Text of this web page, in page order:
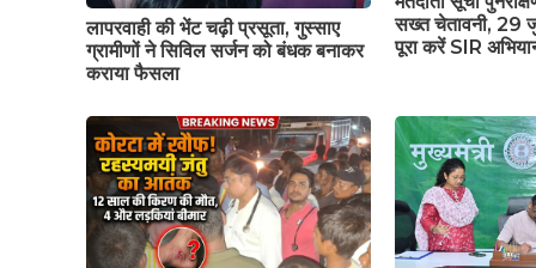
लापरवाही की भेंट चढ़ी प्रसूता, गुस्साए
ग्रामीणों ने सिविल सर्जन को बंधक बनाकर
कराया फैसला
सख्त चेतावनी, 29
पूरा करें SIR